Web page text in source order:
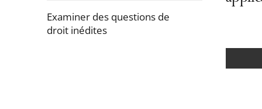
Examiner des questions de
droit inédites